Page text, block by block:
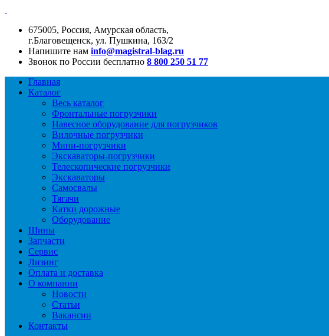
675005, Россия, Амурская область,
г.Благовещенск, ул. Пушкина, 163/2
Напишите нам info@magistral-blag.ru
Звонок по России бесплатно 8 800 250 51 77
Главная
Каталог
Весь каталог
Фронтальные погрузчики
Навесное оборудование для погрузчиков
Вилочные погрузчики
Мини-погрузчики
Экскаваторы-погрузчики
Телескопические погрузчики
Экскаваторы
Самосвалы
Тягачи
Катки дорожные
Оборудование
Шины
Запчасти
Сервис
Лизинг
Оплата и доставка
О компании
Новости
Статьи
Вакансии
Контакты